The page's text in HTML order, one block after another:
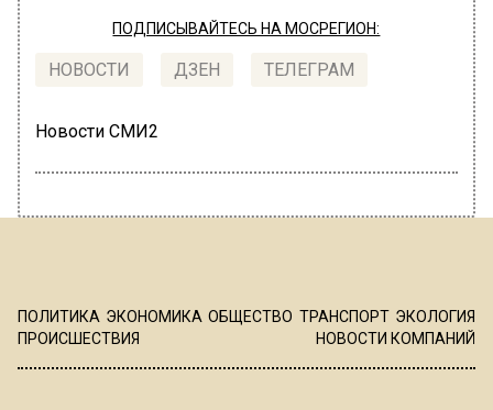
ПОДПИСЫВАЙТЕСЬ НА МОСРЕГИОН:
НОВОСТИ ДЗЕН ТЕЛЕГРАМ
Новости СМИ2
ПОЛИТИКА ЭКОНОМИКА ОБЩЕСТВО ТРАНСПОРТ ЭКОЛОГИЯ
ПРОИСШЕСТВИЯ
НОВОСТИ КОМПАНИЙ